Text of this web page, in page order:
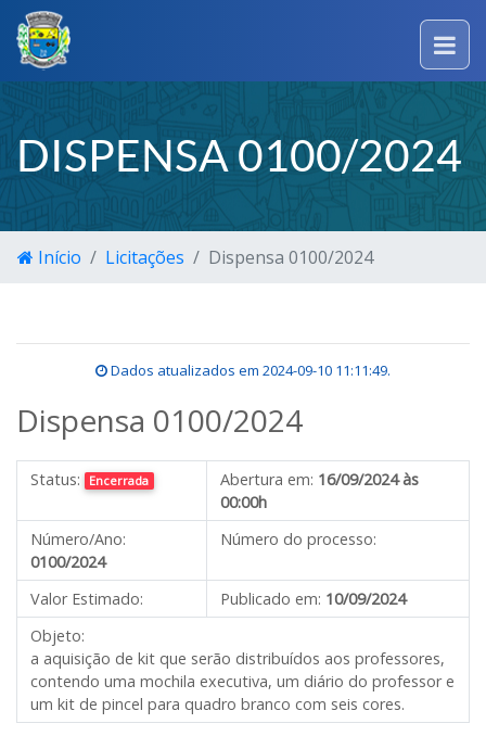
DISPENSA 0100/2024
Início Licitações Dispensa 0100/2024
Dados atualizados em 2024-09-10 11:11:49.
Dispensa 0100/2024
Status: Encerrada Abertura em: 16/09/2024 às
00:00h
Número/Ano:
0100/2024
Número do processo:
Valor Estimado: Publicado em: 10/09/2024
Objeto:
a aquisição de kit que serão distribuídos aos professores,
contendo uma mochila executiva, um diário do professor e
um kit de pincel para quadro branco com seis cores.